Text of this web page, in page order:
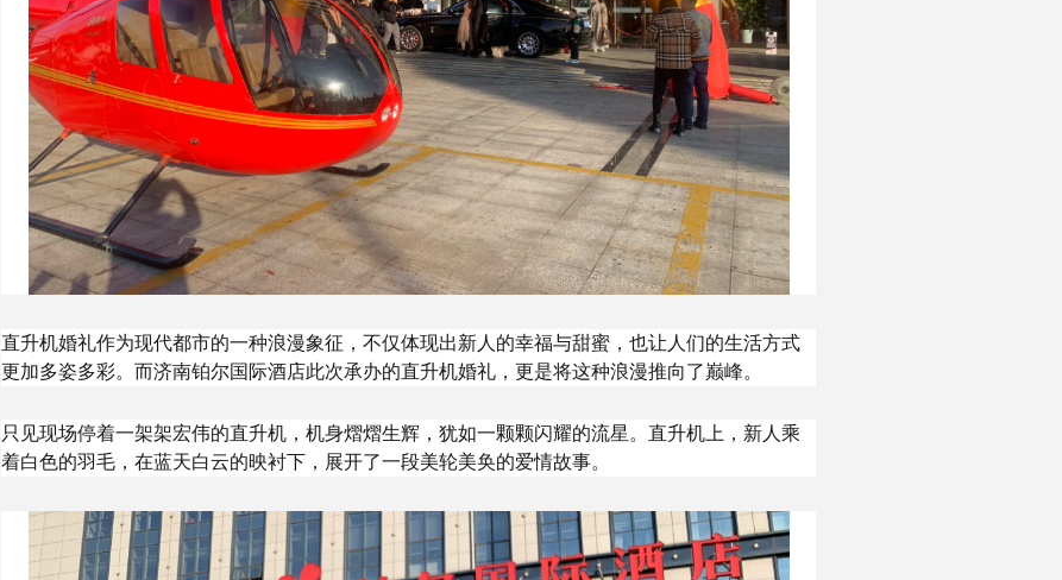
直升机婚礼作为现代都市的一种浪漫象征，不仅体现出新人的幸福与甜蜜，也让人们的生活方式
更加多姿多彩。而济南铂尔国际酒店此次承办的直升机婚礼，更是将这种浪漫推向了巅峰。
只见现场停着一架架宏伟的直升机，机身熠熠生辉，犹如一颗颗闪耀的流星。直升机上，新人乘
着白色的羽毛，在蓝天白云的映衬下，展开了一段美轮美奂的爱情故事。